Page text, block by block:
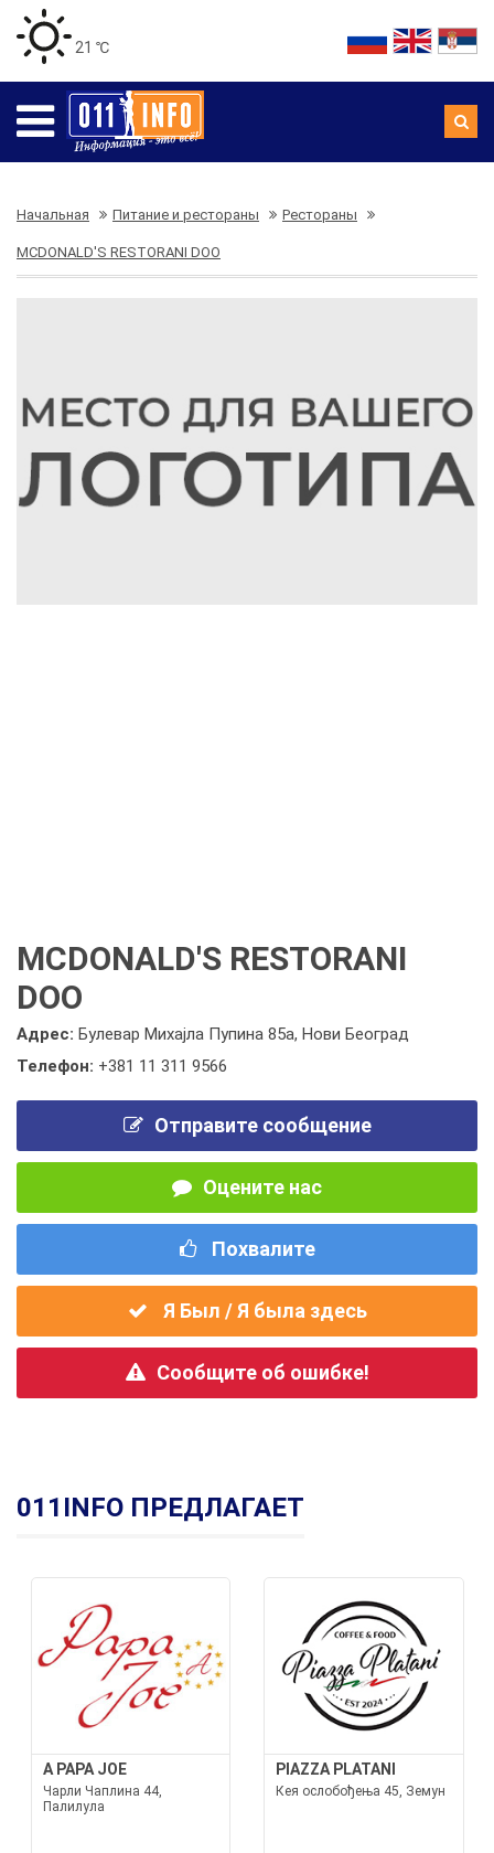
21 ℃
Начальная Питание и рестораны Рестораны
MCDONALD'S RESTORANI DOO
MCDONALD'S RESTORANI
DOO
Адрес: Булевар Михајла Пупина 85а, Нови Београд
Телефон: +381 11 311 9566
Отправите сообщение
Оцените нас
Похвалите
Я Был / Я была здесь
Сообщите об ошибке!
011INFO ПРЕДЛАГАЕТ
A PAPA JOE
Чарли Чаплина 44,
Палилула
PIAZZA PLATANI
Кея ослобођења 45, Земун